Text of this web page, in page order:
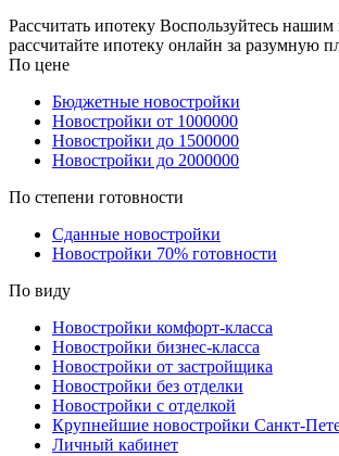
Рассчитать ипотеку Воспользуйтесь нашим
рассчитайте ипотеку онлайн за разумную
По цене
Бюджетные новостройки
Новостройки от 1000000
Новостройки до 1500000
Новостройки до 2000000
По степени готовности
Сданные новостройки
Новостройки 70% готовности
По виду
Новостройки комфорт-класса
Новостройки бизнес-класса
Новостройки от застройщика
Новостройки без отделки
Новостройки с отделкой
Крупнейшие новостройки Санкт-
Личный кабинет